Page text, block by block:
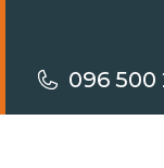
096 500